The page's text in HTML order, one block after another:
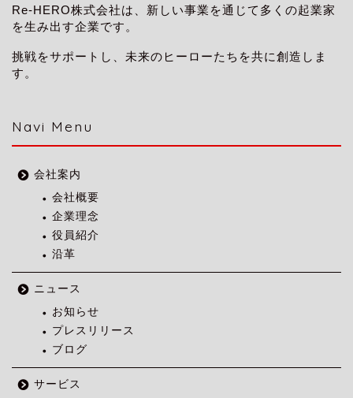
Re-HERO株式会社は、新しい事業を通じて多くの起業家
を生み出す企業です。
挑戦をサポートし、未来のヒーローたちを共に創造しま
す。
Navi Menu
会社案内
会社概要
企業理念
役員紹介
沿革
ニュース
お知らせ
プレスリリース
ブログ
サービス